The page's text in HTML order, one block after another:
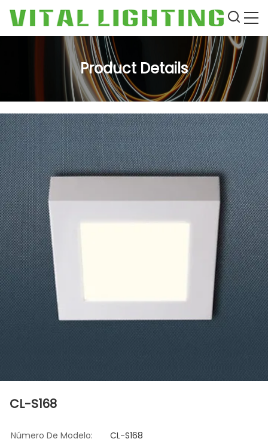
Product Details
CL-S168
Número De Modelo: CL-S168